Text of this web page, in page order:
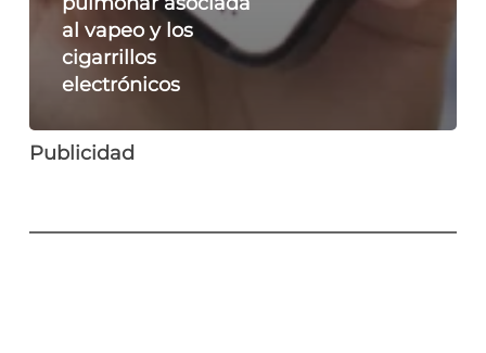
al vapeo y los
cigarrillos
electrónicos
Publicidad